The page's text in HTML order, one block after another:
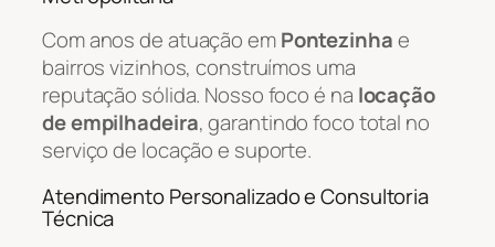
Com anos de atuação emPontezinhae
bairros vizinhos, construímos uma
reputação sólida. Nosso foco é na locação
de empilhadeira, garantindo foco total no
serviço de locação e suporte.
Atendimento Personalizado e Consultoria
Técnica